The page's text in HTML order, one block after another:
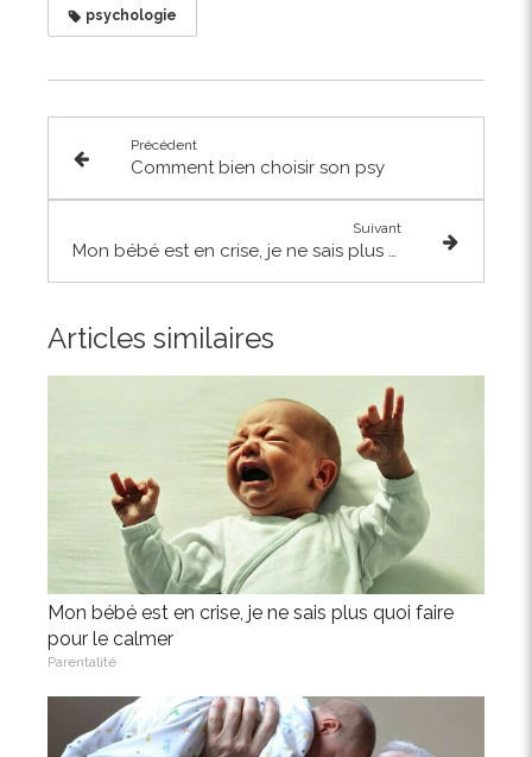
psychologie
Précédent
Comment bien choisir son psy
Suivant
Mon bébé est en crise, je ne sais plus quoi faire pour le calmer
Articles similaires
Mon bébé est en crise, je ne sais plus quoi faire
pour le calmer
Parentalité